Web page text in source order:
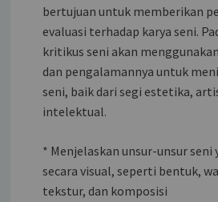
bertujuan untuk memberikan
evaluasi terhadap karya seni.
kritikus seni akan
dan pengalamannya untuk
seni, baik dari segi estetika,
intelektual.
* Menjelaskan unsur-unsur
secara visual, seperti bentuk,
tekstur, dan komposisi